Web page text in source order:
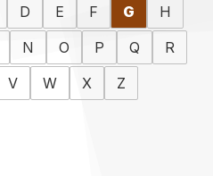
D E F G
H
N O P Q
R
V W X Z